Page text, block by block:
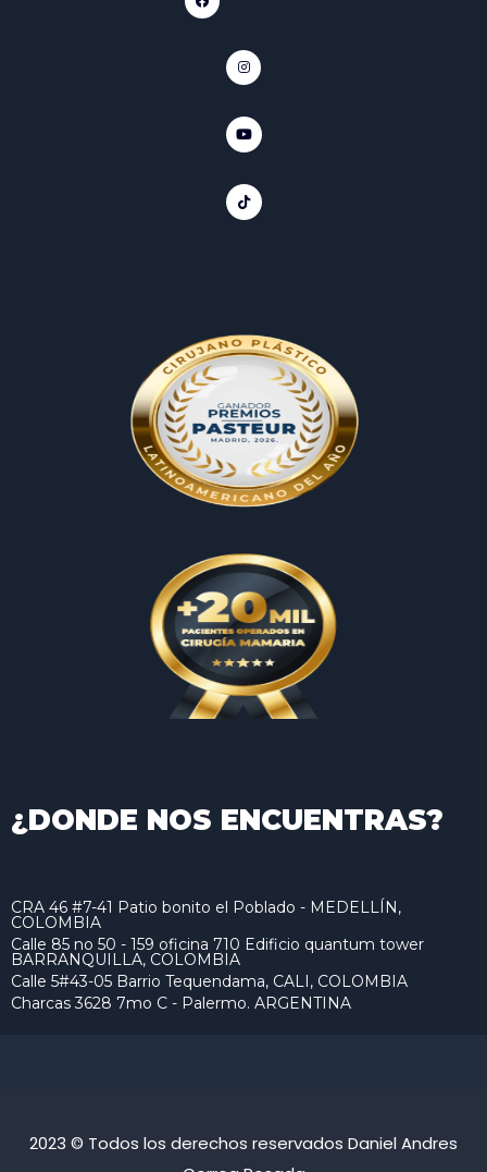
¿DONDE NOS ENCUENTRAS?
CRA 46 #7-41 Patio bonito el Poblado - MEDELLÍN,
COLOMBIA
Calle 85 no 50 - 159 oficina 710 Edificio quantum tower
BARRANQUILLA, COLOMBIA
Calle 5#43-05 Barrio Tequendama, CALI, COLOMBIA
Charcas 3628 7mo C - Palermo. ARGENTINA
2023 © Todos los derechos reservados Daniel Andres